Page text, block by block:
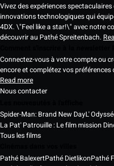
Vivez des expériences
innovations technologiques qui
4DX. \"Feel like a star!\" avec notre
découvrir au Pathé Spreitenbach.
Connectez-vous à votre compte ou
encore et complétez vos
Read more
Nous contacter
Spider-Man: Brand New DayL'
La Pat' Patrouille : Le film mission
Tous les films
Pathé BalexertPathé DietlikonPathé